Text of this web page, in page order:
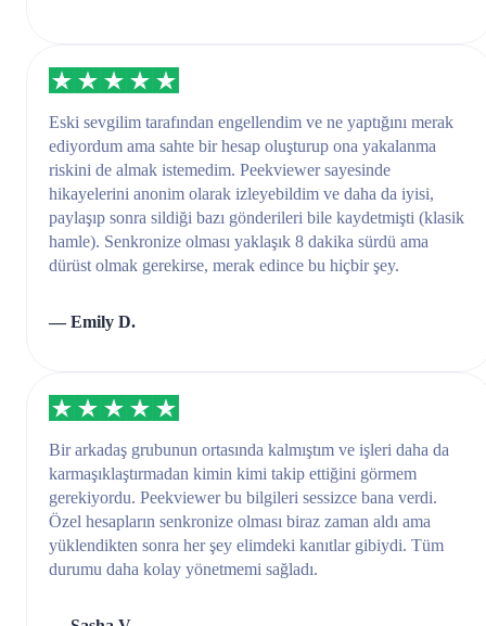
Eski sevgilim tarafından engellendim ve ne yaptığını merak
ediyordum ama sahte bir hesap oluşturup ona yakalanma
riskini de almak istemedim. Peekviewer sayesinde
hikayelerini anonim olarak izleyebildim ve daha da iyisi,
paylaşıp sonra sildiği bazı gönderileri bile kaydetmişti (klasik
hamle). Senkronize olması yaklaşık 8 dakika sürdü ama
dürüst olmak gerekirse, merak edince bu hiçbir şey.
— Emily D.
Bir arkadaş grubunun ortasında kalmıştım ve işleri daha da
karmaşıklaştırmadan kimin kimi takip ettiğini görmem
gerekiyordu. Peekviewer bu bilgileri sessizce bana verdi.
Özel hesapların senkronize olması biraz zaman aldı ama
yüklendikten sonra her şey elimdeki kanıtlar gibiydi. Tüm
durumu daha kolay yönetmemi sağladı.